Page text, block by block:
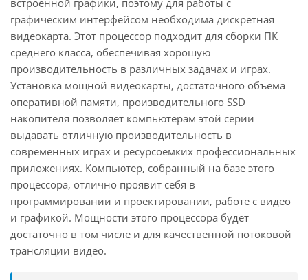
встроенной графики, поэтому для работы с
графическим интерфейсом необходима дискретная
видеокарта. Этот процессор подходит для сборки ПК
среднего класса, обеспечивая хорошую
производительность в различных задачах и играх.
Установка мощной видеокарты, достаточного объема
оперативной памяти, производительного SSD
накопителя позволяет компьютерам этой серии
выдавать отличную производительность в
современных играх и ресурсоемких профессиональных
приложениях. Компьютер, собранный на базе этого
процессора, отлично проявит себя в
программировании и проектировании, работе с видео
и графикой. Мощности этого процессора будет
достаточно в том числе и для качественной потоковой
трансляции видео.